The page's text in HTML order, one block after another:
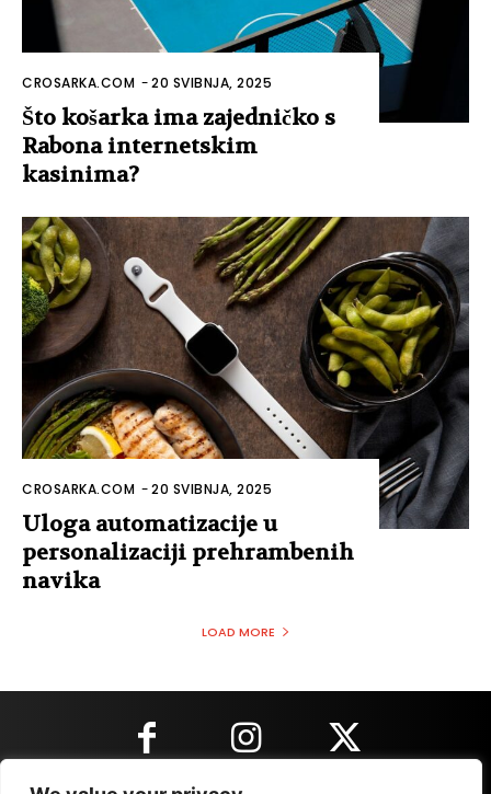
CROSARKA.COM -20 SVIBNJA, 2025
Što košarka ima zajedničko s
Rabona internetskim
kasinima?
CROSARKA.COM -20 SVIBNJA, 2025
Uloga automatizacije u
personalizaciji prehrambenih
navika
LOAD MORE